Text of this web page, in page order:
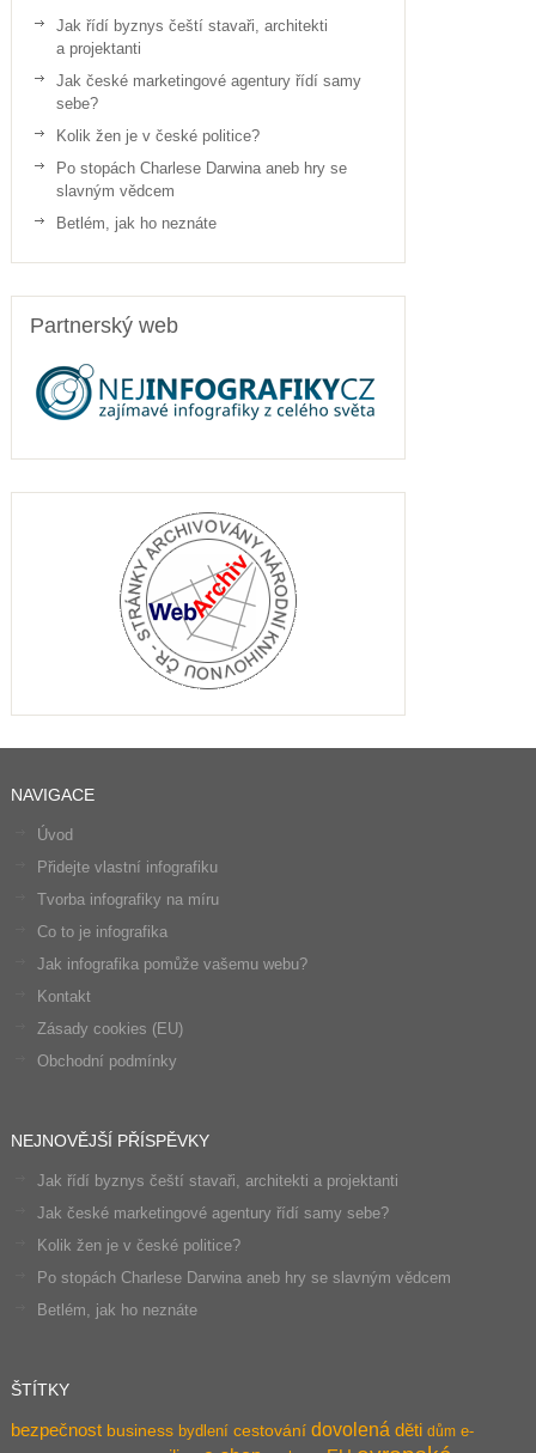
Jak řídí byznys čeští stavaři, architekti
a projektanti
Jak české marketingové agentury řídí samy
sebe?
Kolik žen je v české politice?
Po stopách Charlese Darwina aneb hry se
slavným vědcem
Betlém, jak ho neznáte
Partnerský web
NAVIGACE
Úvod
Přidejte vlastní infografiku
Tvorba infografiky na míru
Co to je infografika
Jak infografika pomůže vašemu webu?
Kontakt
Zásady cookies (EU)
Obchodní podmínky
NEJNOVĚJŠÍ PŘÍSPĚVKY
Jak řídí byznys čeští stavaři, architekti a projektanti
Jak české marketingové agentury řídí samy sebe?
Kolik žen je v české politice?
Po stopách Charlese Darwina aneb hry se slavným vědcem
Betlém, jak ho neznáte
ŠTÍTKY
bezpečnost business bydlení cestování dovolená děti dům e-